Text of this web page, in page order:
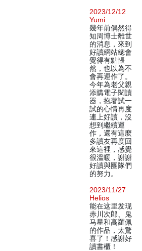
2023/12/12
Yumi
幾年前偶然得
知周博士離世
的消息，來到
好讀網站總會
覺得有點悵
然，也以為不
會再運作了。
今年為老父親
添購電子閱讀
器，抱著試一
試的心情再度
連上好讀，沒
想到繼續運
作，還有這麼
多讀友再度回
來這裡，感覺
很溫暖，謝謝
好讀與團隊們
的努力。
2023/11/27
Helios
能在这里发现
赤川次郎、鬼
马星和高羅佩
的作品，太驚
喜了！感謝好
讀書櫃！